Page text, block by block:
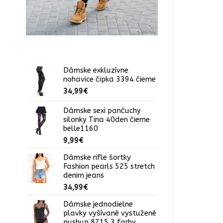
Dámske exkluzívne
nohavice čipka 3394 čierne
34,99€
Dámske sexi pančuchy
silonky Tina 40den čierne
belle1160
9,99€
Dámske rifle šortky
Fashion pearls 525 stretch
denim jeans
34,99€
Dámske jednodielne
plavky vyšívané vystužené